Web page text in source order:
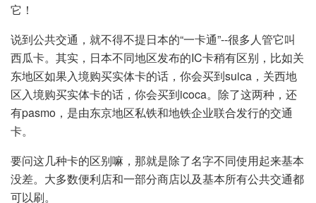
它！
说到公共交通，就不得不提日本的“一卡通”--很多人管它叫
西瓜卡。其实，日本不同地区发布的IC卡稍有区别，比如关
东地区如果入境购买实体卡的话，你会买到suica，关西地
区入境购买实体卡的话，你会买到icoca。除了这两种，还
有pasmo，是由东京地区私铁和地铁企业联合发行的交通
卡。
要问这几种卡的区别嘛，那就是除了名字不同使用起来基本
没差。大多数便利店和一部分商店以及基本所有公共交通都
可以刷。